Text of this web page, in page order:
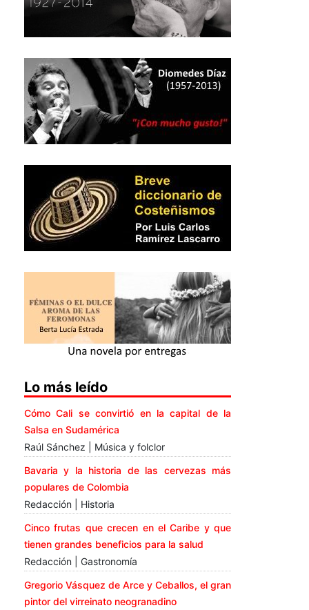
Lo más leído
Cómo Cali se convirtió en la capital de la
Salsa en Sudamérica
Raúl Sánchez | Música y folclor
Bavaria y la historia de las cervezas más
populares de Colombia
Redacción | Historia
Cinco frutas que crecen en el Caribe y que
tienen grandes beneficios para la salud
Redacción | Gastronomía
Gregorio Vásquez de Arce y Ceballos, el gran
pintor del virreinato neogranadino